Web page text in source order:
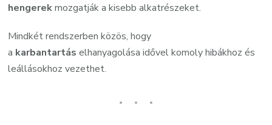
hengerekmozgatják a kisebb alkatrészeket.
Mindkét rendszerben közös, hogy
a karbantartás elhanyagolása idővel komoly hibákhoz és
leállásokhoz vezethet.